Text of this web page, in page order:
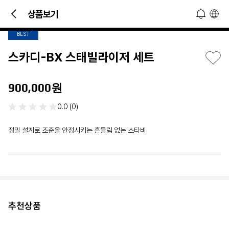
빠른 문의 및 소식 접하기!
오늘 하루 열지 않기
상품보기
BEST
스카디-BX 스태빌라이저 세트
900,000원
0.0 (0)
정밀 설계로 조준을 안정시키는 흔들림 없는 스타비
추천상품